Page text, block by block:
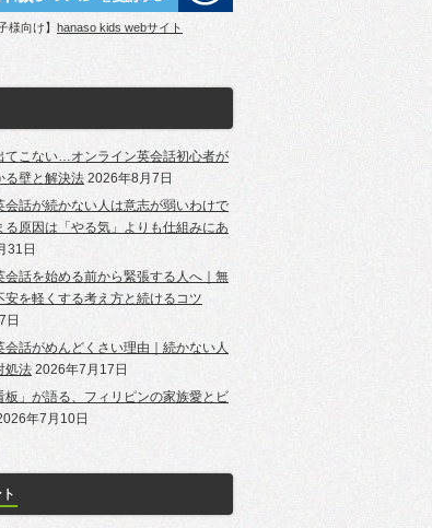
様向け】 hanaso kids webサイト
てこない…オンライン英会話初心者が
る壁と解決法 2026年8月7日
会話が続かない人は意志が弱いわけで
る原因は「やる気」よりも仕組みにあ
31日
会話を始める前から緊張する人へ｜無
安を軽くする考え方と続けるコツ
日
会話がめんどくさい理由｜続かない人
処法 2026年7月17日
板」が語る、フィリピンの家族愛とビ
年7月10日